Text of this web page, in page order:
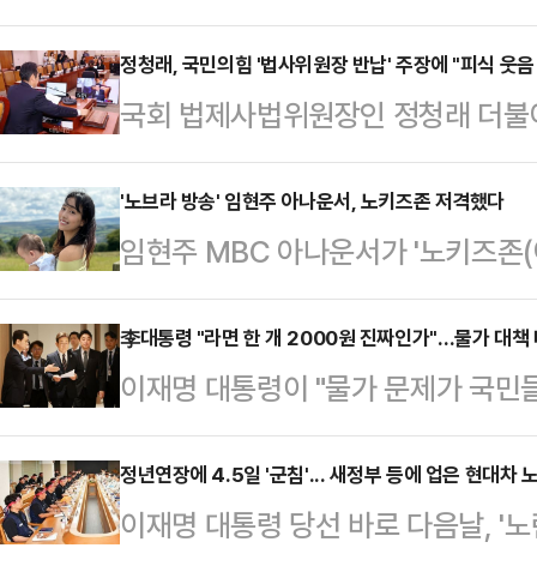
인 변화가 보수는 차마 믿어지지 않
새삼 윤석열에 대한 배신과 증오의
계엄을 해서, 시퍼렇게 살아 있던
는, 아직도 믿어지지 않는 생각과
었다는 게 점점 분명해지고, 민주당
머지않아 확인될 것이 분명한 계엄
김건희에게, 그리고…
정청래, 국민의힘 '법사위원장 반납' 주장에 "피식 웃
국회 법제사법위원장인 정청래 더
사위원장을 야당에 반납하라는 국
대 의사를 밝혔다.정청래 의원은 9
상화 위해 야당에 돌려줘야' 피식
앞서 주진우 국민의힘 법률자문위
해 이제 법사위원장은 야당이 맡아
원장으로는 법률안 검토와 사법부
다.나경원 국민의힘 의원…
'노브라 방송' 임현주 아나운서, 노키즈존 저격했다
임현주 MBC 아나운서가 '노키즈
다.1일 임현주는 자신의 소셜미디
카페에서 '노키즈존'이란 안내를 받
딸을 태우고 들어가려 했는데 주차
존이라며 다른 카페를 알려줬다"면
반가워하는 시선도 많은데, 왜 아이
했다.임현주는 한 공원에서 유모차
李대통령 "라면 한 개 2000원 진짜인가"…물가 대책
이재명 대통령이 "물가 문제가 국
과 가능한 대책이 뭐가 있을지를 챙
이재명 대통령은 9일 오전 서울 용
태스크포스(TF) 회의에서 이같이
정년연장에 4.5일 '군침'... 새정부 등에 업은 현대차
이재명 대통령 당선 바로 다음날, '